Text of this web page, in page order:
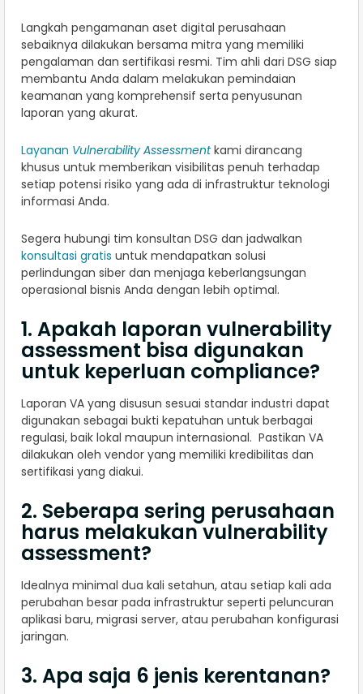
Langkah pengamanan aset digital perusahaan
sebaiknya dilakukan bersama mitra yang memiliki
pengalaman dan sertifikasi resmi. Tim ahli dari DSG siap
membantu Anda dalam melakukan pemindaian
keamanan yang komprehensif serta penyusunan
laporan yang akurat.
Layanan Vulnerability Assessmentkami dirancang
khusus untuk memberikan visibilitas penuh terhadap
setiap potensi risiko yang ada di infrastruktur teknologi
informasi Anda.
Segera hubungi tim konsultan DSG dan jadwalkan
konsultasi gratis untuk mendapatkan solusi
perlindungan siber dan menjaga keberlangsungan
operasional bisnis Anda dengan lebih optimal.
1. Apakah laporan vulnerability
assessment bisa digunakan
untuk keperluan compliance?
Laporan VA yang disusun sesuai standar industri dapat
digunakan sebagai bukti kepatuhan untuk berbagai
regulasi, baik lokal maupun internasional. Pastikan VA
dilakukan oleh vendor yang memiliki kredibilitas dan
sertifikasi yang diakui.
2. Seberapa sering perusahaan
harus melakukan vulnerability
assessment?
Idealnya minimal dua kali setahun, atau setiap kali ada
perubahan besar pada infrastruktur seperti peluncuran
aplikasi baru, migrasi server, atau perubahan konfigurasi
jaringan.
3. Apa saja 6 jenis kerentanan?